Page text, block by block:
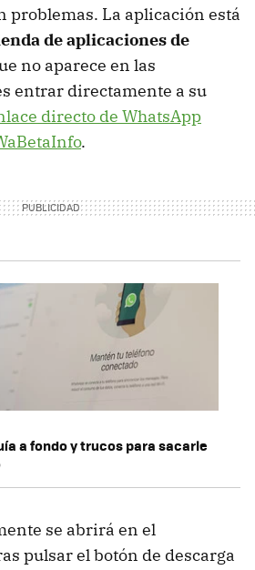
problemas. La aplicación está
de aplicaciones de
no aparece en las
entrar directamente a su
directo de WhatsApp
.
a fondo y trucos para sacarle
se abrirá en el
pulsar el botón de descarga